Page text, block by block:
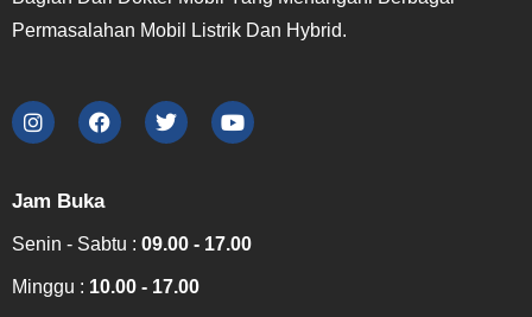
Permasalahan Mobil Listrik Dan Hybrid.
Jam Buka
Senin - Sabtu : 09.00 - 17.00
Minggu : 10.00 - 17.00